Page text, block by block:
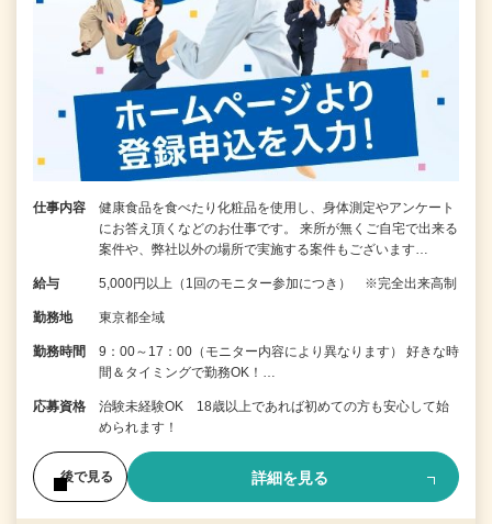
仕事内容
健康食品を食べたり化粧品を使用し、身体測定やアンケート
にお答え頂くなどのお仕事です。 来所が無くご自宅で出来る
案件や、弊社以外の場所で実施する案件もございます…
給与 5,000円以上（1回のモニター参加につき） ※完全出来高制
勤務地 東京都全域
勤務時間
9：00～17：00（モニター内容により異なります） 好きな時
間＆タイミングで勤務OK！…
応募資格
治験未経験OK 18歳以上であれば初めての方も安心して始
められます！
後で見る 詳細を見る